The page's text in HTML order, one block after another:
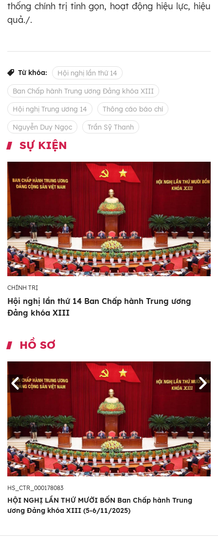
thống chính trị tinh gọn, hoạt động hiệu lực, hiệu
quả./.
Từ khóa: Hội nghị lần thứ 14
Ban Chấp hành Trung ương Đảng khóa XIII
Hội nghị Trung ương 14 Thông cáo báo chí
Nguyễn Duy Ngọc Trần Sỹ Thanh
SỰ KIỆN
CHÍNH TRỊ
Hội nghị lần thứ 14 Ban Chấp hành Trung ương
Đảng khóa XIII
HỒ SƠ
HS_CTR_000178083
HỘI NGHỊ LẦN THỨ MƯỜI BỐN Ban Chấp hành Trung
ương Đảng khóa XIII (5-6/11/2025)